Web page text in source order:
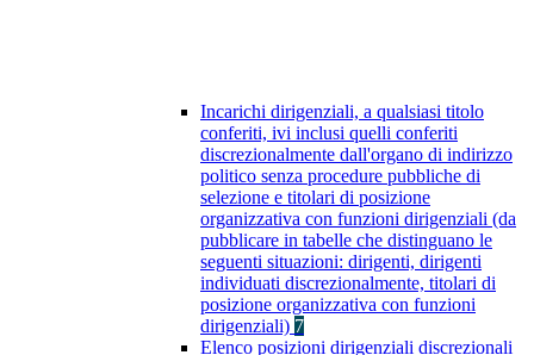
Incarichi dirigenziali, a qualsiasi titolo
conferiti, ivi inclusi quelli conferiti
discrezionalmente dall'organo di indirizzo
politico senza procedure pubbliche di
selezione e titolari di posizione
organizzativa con funzioni dirigenziali (da
pubblicare in tabelle che distinguano le
seguenti situazioni: dirigenti, dirigenti
individuati discrezionalmente, titolari di
posizione organizzativa con funzioni
dirigenziali) 7
Elenco posizioni dirigenziali discrezionali